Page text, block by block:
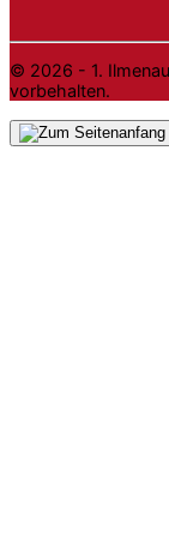
© 2026 - 1.
vorbehalten.